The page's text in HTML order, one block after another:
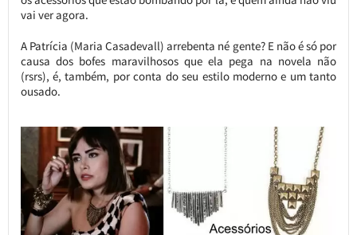
vai ver agora.
A Patrícia (Maria Casadevall) arrebenta né gente? E não é só por
causa dos bofes maravilhosos que ela pega na novela não
(rsrs), é, também, por conta do seu estilo moderno e um tanto
ousado.